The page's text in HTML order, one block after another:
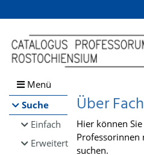
Browsen
direkt zum Inhalt
Menü
Suche
Einfach
Erweitert
Über
Hier können
Professorinnen
suchen.